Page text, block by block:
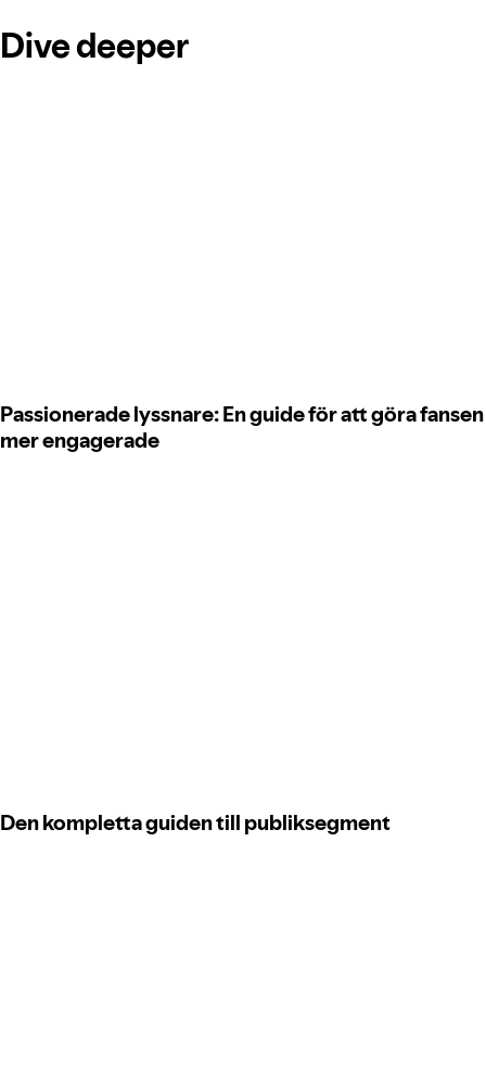
Dive deeper
Passionerade lyssnare: En guide för att göra fansen
mer engagerade
Den kompletta guiden till publiksegment